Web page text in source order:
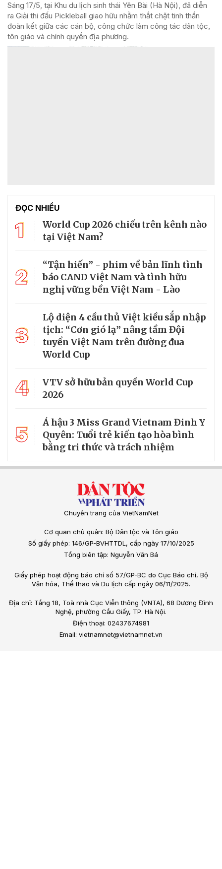
Sáng 17/5, tại Khu du lịch sinh thái Yên Bài (Hà Nội), đã diễn
ra Giải thi đấu Pickleball giao hữu nhằm thắt chặt tinh thần
đoàn kết giữa các cán bộ, công chức làm công tác dân tộc,
tôn giáo và chính quyền địa phương.
ĐỌC NHIỀU
1
World Cup 2026 chiếu trên kênh nào
tại Việt Nam?
2
“Tận hiến” - phim về bản lĩnh tình
báo CAND Việt Nam và tình hữu
nghị vững bền Việt Nam - Lào
3
Lộ diện 4 cầu thủ Việt kiều sắp nhập
tịch: “Cơn gió lạ” nâng tầm Đội
tuyển Việt Nam trên đường đua
World Cup
4
VTV sở hữu bản quyền World Cup
2026
5
Á hậu 3 Miss Grand Vietnam Đinh Y
Quyên: Tuổi trẻ kiến tạo hòa bình
bằng tri thức và trách nhiệm
Chuyên trang của VietNamNet
Cơ quan chủ quản: Bộ Dân tộc và Tôn giáo
Số giấy phép: 146/GP-BVHTTDL, cấp ngày 17/10/2025
Tổng biên tập: Nguyễn Văn Bá
Giấy phép hoạt động báo chí số 57/GP-BC do Cục Báo chí, Bộ
Văn hóa, Thể thao và Du lịch cấp ngày 06/11/2025.
Địa chỉ: Tầng 18, Toà nhà Cục Viễn thông (VNTA), 68 Dương Đình
Nghệ, phường Cầu Giấy, TP. Hà Nội.
Điện thoại: 02437674981
Email: vietnamnet@vietnamnet.vn